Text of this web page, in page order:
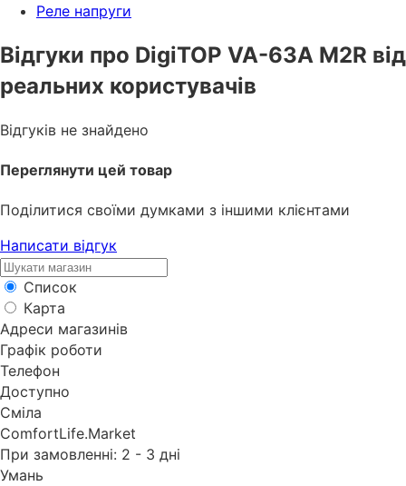
Реле напруги
Відгуки про DigiTOP VA-63A M2R від
реальних користувачів
Відгуків не знайдено
Переглянути цей товар
Поділитися своїми думками з іншими клієнтами
Написати відгук
Список
Карта
Адреси магазинів
Графік роботи
Телефон
Доступно
Сміла
ComfortLife.Market
При замовленні: 2 - 3 дні
Умань